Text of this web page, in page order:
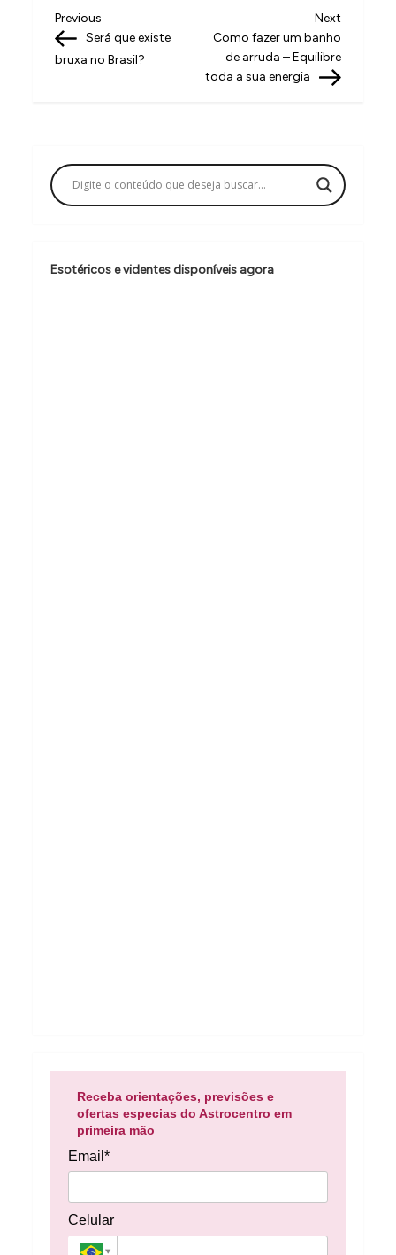
N
a
a
ç
o
d
Previous
Post
Previous
Será que existe
bruxa no Brasil?
Next
Post
Next
Como fazer um banho
de arruda – Equilibre
toda a sua energia
Esotéricos e videntes disponíveis agora
Receba orientações, previsões e
ofertas especias do Astrocentro em
primeira mão
Email*
Celular